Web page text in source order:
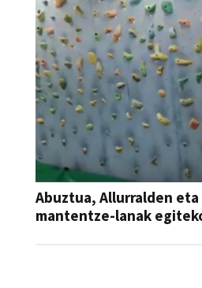
Abuztua, Allurralden
mantentze-lanak